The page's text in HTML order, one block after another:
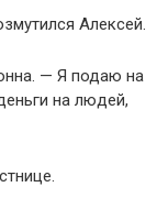
Алексей.
— Я подаю на
на людей,